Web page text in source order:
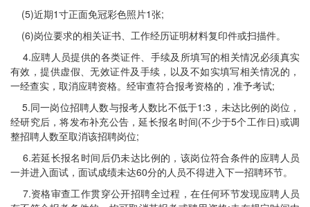
(5)近期1寸正面免冠彩色照片1张;
(6)岗位要求的相关证书、工作经历证明材料复印件或扫描件。
4.应聘人员提供的各类证件、手续及所填写的相关情况必须真实
有效，提供虚假、无效证件及手续，以及不如实填写相关情况的，
一经查实，取消应聘资格。经审查符合报考资格的，准予考试;
5.同一岗位招聘人数与报考人数比不低于1:3，未达比例的岗位，
经研究后，将发布补充公告，延长报名时间(不少于5个工作日)或调
整招聘人数至取消该招聘岗位;
6.若延长报名时间后仍未达比例的，该岗位符合条件的应聘人员
一并进入面试，面试成绩未达60分的人员不得进入下一招聘环节。
7.资格审查工作贯穿公开招聘全过程，在任何环节发现应聘人员